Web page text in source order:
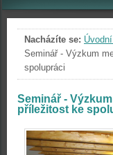
Nacházíte se:
Seminář - Výzkum
spolupráci
Seminář -
příležitost ke